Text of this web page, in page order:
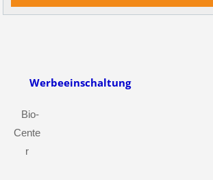
Werbeeinschaltung
Bio-
Cente
r